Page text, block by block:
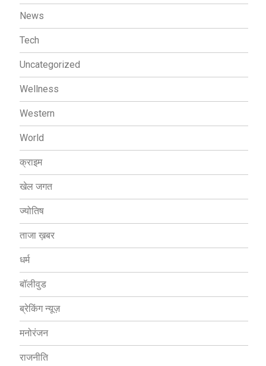
News
Tech
Uncategorized
Wellness
Western
World
क्राइम
खेल जगत
ज्योतिष
ताजा ख़बर
धर्म
बॉलीवुड
ब्रेकिंग न्यूज़
मनोरंजन
राजनीति